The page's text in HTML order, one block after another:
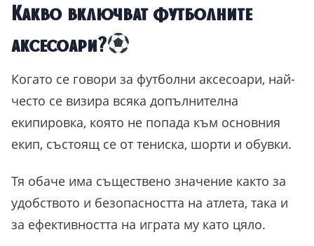
Какво включват футболните
аксесоари?
Когато се говори за футболни аксесоари, най-
често се визира всяка допълнителна
екипировка, която не попада към основния
екип, състоящ се от тениска, шорти и обувки.
Тя обаче има съществено значение както за
удобството и безопасността на атлета, така и
за ефективността на играта му като цяло.